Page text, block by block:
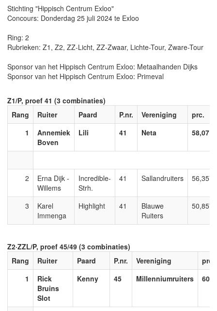
Stichting "Hippisch Centrum Exloo"
Concours: Donderdag 25 juli 2024 te Exloo
Ring: 2
Rubrieken: Z1, Z2, ZZ-Licht, ZZ-Zwaar, Lichte-Tour, Zware-Tour
Sponsor van het Hippisch Centrum Exloo: Metaalhanden Dijks
Sponsor van het Hippisch Centrum Exloo: Primeval
Z1/P, proef 41 (3 combinaties)
Rang
Ruiter Paard P.nr. Vereniging
prc.
1
Annemiek
Boven
Lili 41 Neta 58,071
2
Erna Dijk -
Willems
Incredible-
Strh.
41 Sallandruiters 56,357
3
Karel
Immenga
Highlight 41
Blauwe
Ruiters
50,857
Z2·ZZL/P, proef 45/49 (3 combinaties)
Rang
Ruiter Paard P.nr. Vereniging
prc.
1
Rick
Bruins
Slot
Kenny 45 Millenniumruiters